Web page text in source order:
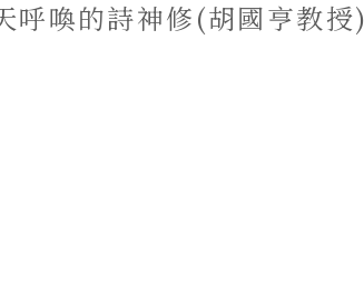
呼喚的詩神修(胡國亨教授)